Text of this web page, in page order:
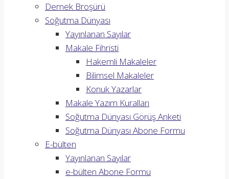
Dernek Broşürü
Soğutma Dünyası
Yayınlanan Sayılar
Makale Fihristi
Hakemli Makaleler
Bilimsel Makaleler
Konuk Yazarlar
Makale Yazım Kuralları
Soğutma Dünyası Görüş Anketi
Soğutma Dünyası Abone Formu
E-bülten
Yayınlanan Sayılar
e-bülten Abone Formu